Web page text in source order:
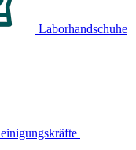
Laborhandschuhe